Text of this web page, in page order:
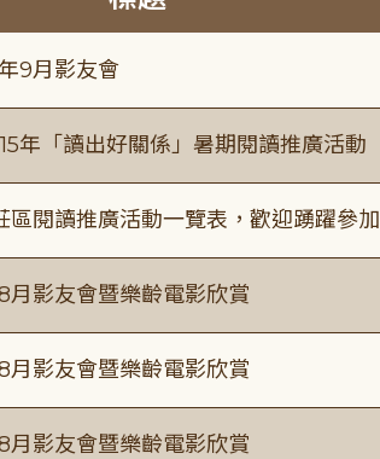
9月影友會
年「讀出好關係」暑期閱讀推廣活動
區閱讀推廣活動一覽表，歡迎踴躍參加
月影友會暨樂齡電影欣賞
月影友會暨樂齡電影欣賞
月影友會暨樂齡電影欣賞